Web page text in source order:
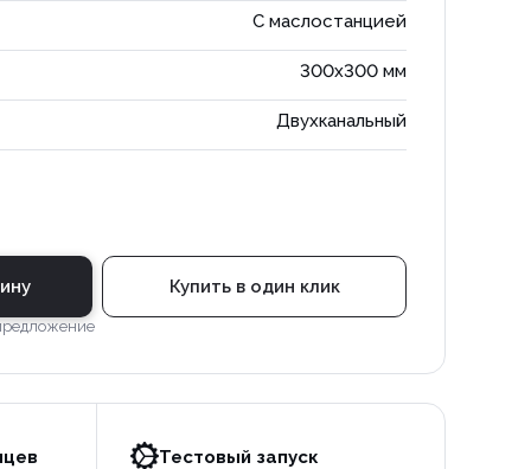
С маслостанцией
300x300 мм
Двухканальный
Купить в один клик
Тестовый запуск